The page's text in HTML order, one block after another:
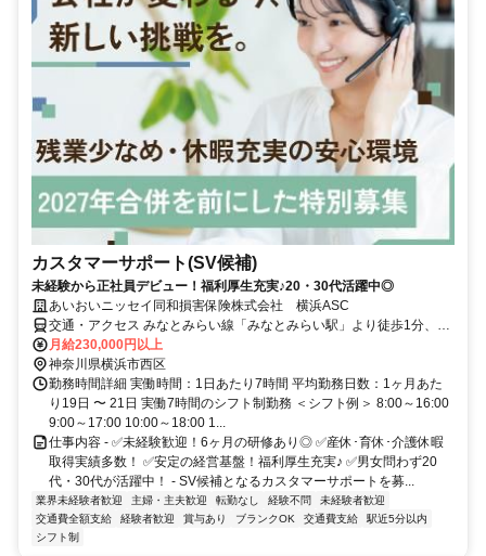
カスタマーサポート(SV候補)
未経験から正社員デビュー！福利厚生充実♪20・30代活躍中◎
あいおいニッセイ同和損害保険株式会社 横浜ASC
交通・アクセス みなとみらい線「みなとみらい駅」より徒歩1分、
JR「桜木町駅」より徒歩14分
月給230,000円以上
神奈川県横浜市西区
勤務時間詳細 実働時間：1日あたり7時間 平均勤務日数：1ヶ月あた
り19日 〜 21日 実働7時間のシフト制勤務 ＜シフト例＞ 8:00～16:00
9:00～17:00 10:00～18:00 1...
仕事内容 - ✅未経験歓迎！6ヶ月の研修あり◎ ✅産休･育休･介護休暇
取得実績多数！ ✅安定の経営基盤！福利厚生充実♪ ✅男女問わず20
代・30代が活躍中！ - SV候補となるカスタマーサポートを募...
業界未経験者歓迎 主婦・主夫歓迎 転勤なし 経験不問
未経験者歓迎
交通費全額支給
経験者歓迎 賞与あり ブランクOK 交通費支給
駅近5分以内
シフト制